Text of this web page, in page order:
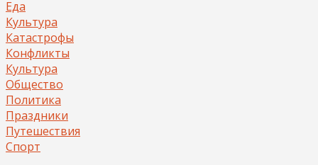
Еда
Культура
Катастрофы
Конфликты
Культура
Общество
Политика
Праздники
Путешествия
Спорт